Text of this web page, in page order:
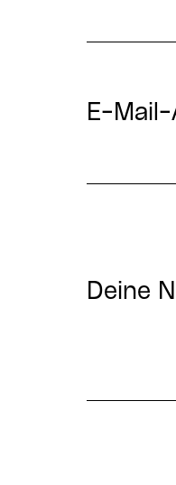
E-
Deine